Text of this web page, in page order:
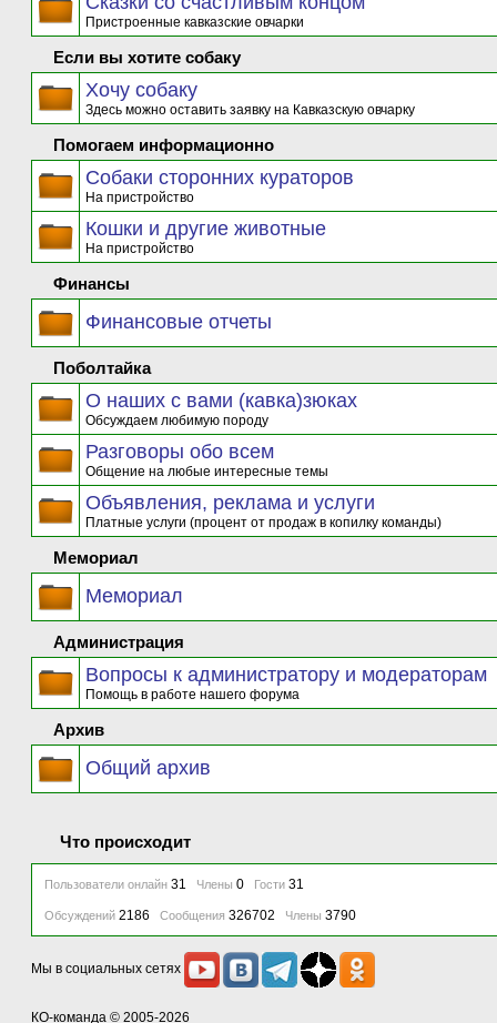
Пристроенные кавказские овчарки
Если вы хотите собаку
Хочу собаку
Здесь можно оставить заявку на Кавказскую овчарку
Помогаем информационно
Собаки сторонних кураторов
На пристройство
Кошки и другие животные
На пристройство
Финансы
Финансовые отчеты
Поболтайка
О наших с вами (кавка)зюках
Обсуждаем любимую породу
Разговоры обо всем
Общение на любые интересные темы
Объявления, реклама и услуги
Платные услуги (процент от продаж в копилку команды)
Мемориал
Мемориал
Администрация
Вопросы к администратору и модераторам
Помощь в работе нашего форума
Архив
Общий архив
Что происходит
Пользователи онлайн 31 Члены 0 Гости 31
Обсуждений 2186 Сообщения 326702 Члены 3790
Мы в социальных сетях
КО-команда © 2005-2026